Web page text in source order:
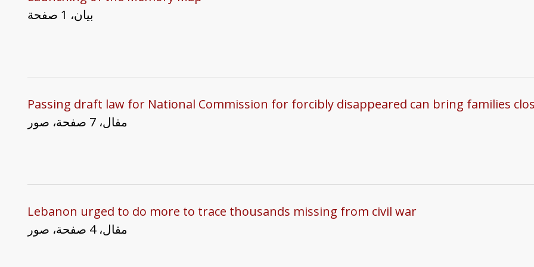
بيان، 1 صفحة
Passing draft law for National Commission for forcibly disappeared can bring families
مقال، 7 صفحة، صور
Lebanon urged to do more to trace thousands missing from civil war
مقال، 4 صفحة، صور